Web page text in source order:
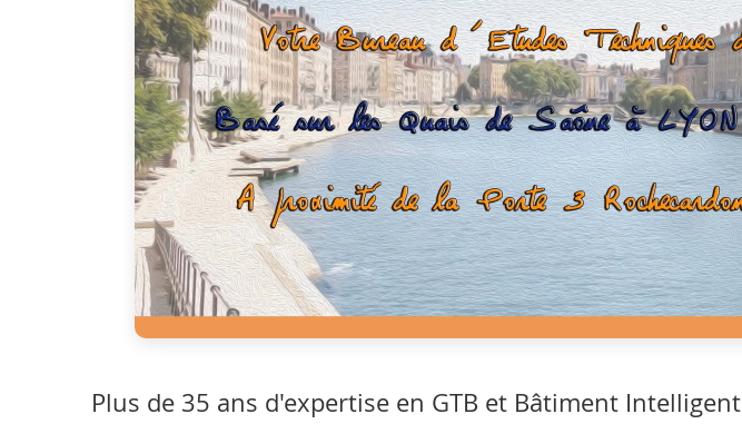
Plus de 35 ans d'expertise en GTB et Bâtiment Intelligent